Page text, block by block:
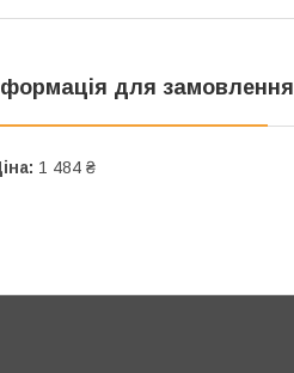
для замовлення
1 484 ₴